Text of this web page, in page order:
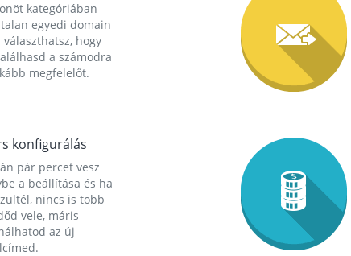
kategóriában
egyedi domain
választhatsz, hogy
a számodra
megfelelőt.
konfigurálás
pár percet vesz
a beállítása és ha
nincs is több
vele, máris
az új